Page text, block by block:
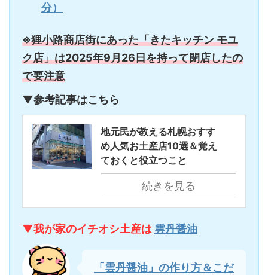
分）
※狸小路商店街にあった「きたキッチン モユ
ク店」は2025年9月26日を持って閉店したの
で要注意
▼参考記事はこちら
地元民が教える札幌おすす
め人気お土産店10選＆覚え
ておくと役立つこと
続きを見る
▼我が家のイチオシ土産は 雲丹醤油
「雲丹醤油」の作り方＆こだ